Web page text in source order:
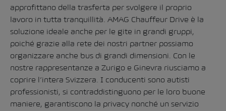
approfittano della trasferta per svolgere il proprio
lavoro in tutta tranquillità. AMAG Chauffeur Drive è la
soluzione ideale anche per le gite in grandi gruppi,
poiché grazie alla rete dei nostri partner possiamo
organizzare anche bus di grandi dimensioni. Con le
nostre rappresentanze a Zurigo e Ginevra riusciamo a
coprire l’intera Svizzera. I conducenti sono autisti
professionisti, si contraddistinguono per le loro buone
maniere, garantiscono la privacy nonché un servizio